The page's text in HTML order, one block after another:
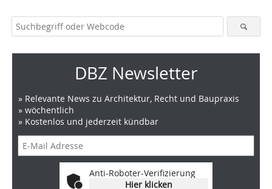
DBZ Newsletter
» Relevante News zu Architektur, Recht und Baupraxis
» wöchentlich
» Kostenlos und jederzeit kündbar
Anti-Roboter-Verifizierung
Hier klicken